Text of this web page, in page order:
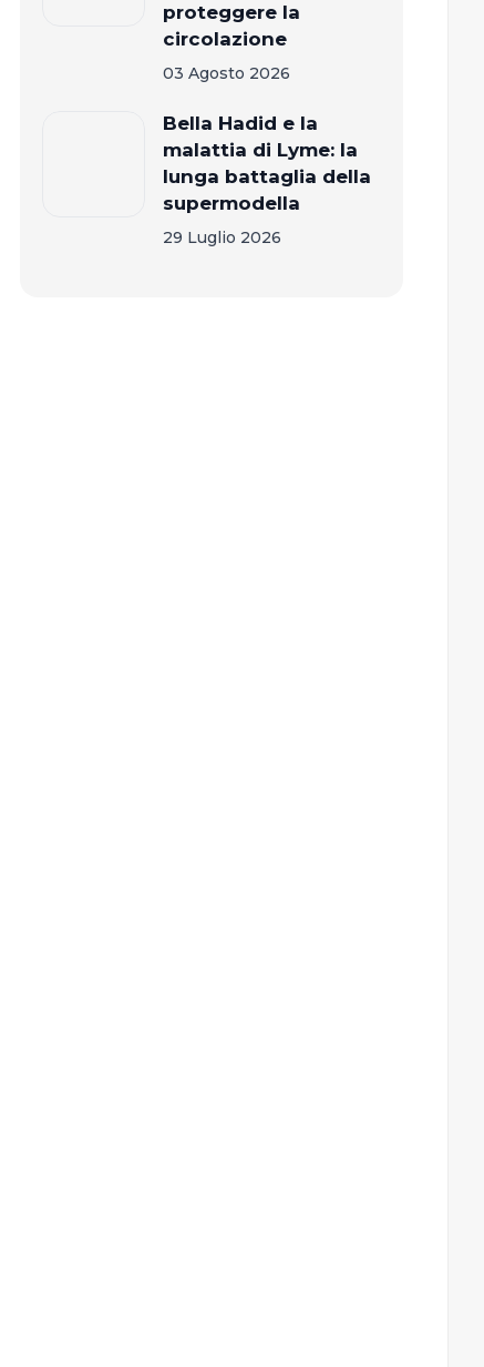
proteggere la
circolazione
03 Agosto 2026
Bella Hadid e la
malattia di Lyme: la
lunga battaglia della
supermodella
29 Luglio 2026